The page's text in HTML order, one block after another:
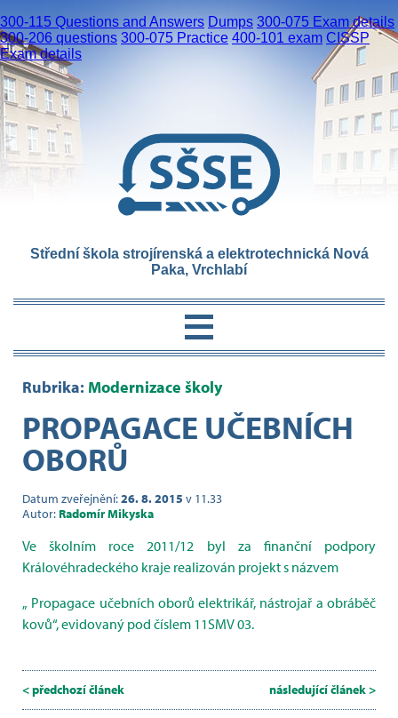
300-115 Questions and Answers Dumps 300-075 Exam details
300-206 questions 300-075 Practice 400-101 exam CISSP
Exam details
Střední škola strojírenská a elektrotechnická Nová
Paka, Vrchlabí
Rubrika: Modernizace školy
PROPAGACE UČEBNÍCH
OBORŮ
Datum zveřejnění:26. 8. 2015 v 11.33
Autor: Radomír Mikyska
Ve školním roce 2011/12 byl za finanční podpory
Královéhradeckého kraje realizován projekt s názvem
„ Propagace učebních oborů elektrikář, nástrojař a obráběč
kovů“, evidovaný pod číslem 11SMV 03.
< předchozí článek následující článek >